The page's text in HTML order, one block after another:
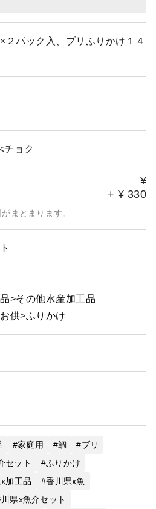
２パック入、ブリふりかけ１４
チョク
¥
+ ¥ 330
まとまります。
その他水産加工品
供 ふりかけ
家庭用 鯛
ブリ
セット
ふりかけ
加工品
香川県x魚
県x魚介セット